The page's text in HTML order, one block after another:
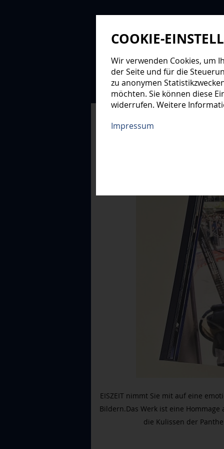
NEWS PROFIS
EISZEIT nimmt Sie mit auf eine
Bildern.Das Werk ist eine Hommage
die Kulissen der
COOKIE-
Wir verwenden Cookies, um
der Seite und für die
zu anonymen
möchten. Sie können diese
widerrufen. Weitere
Impressum